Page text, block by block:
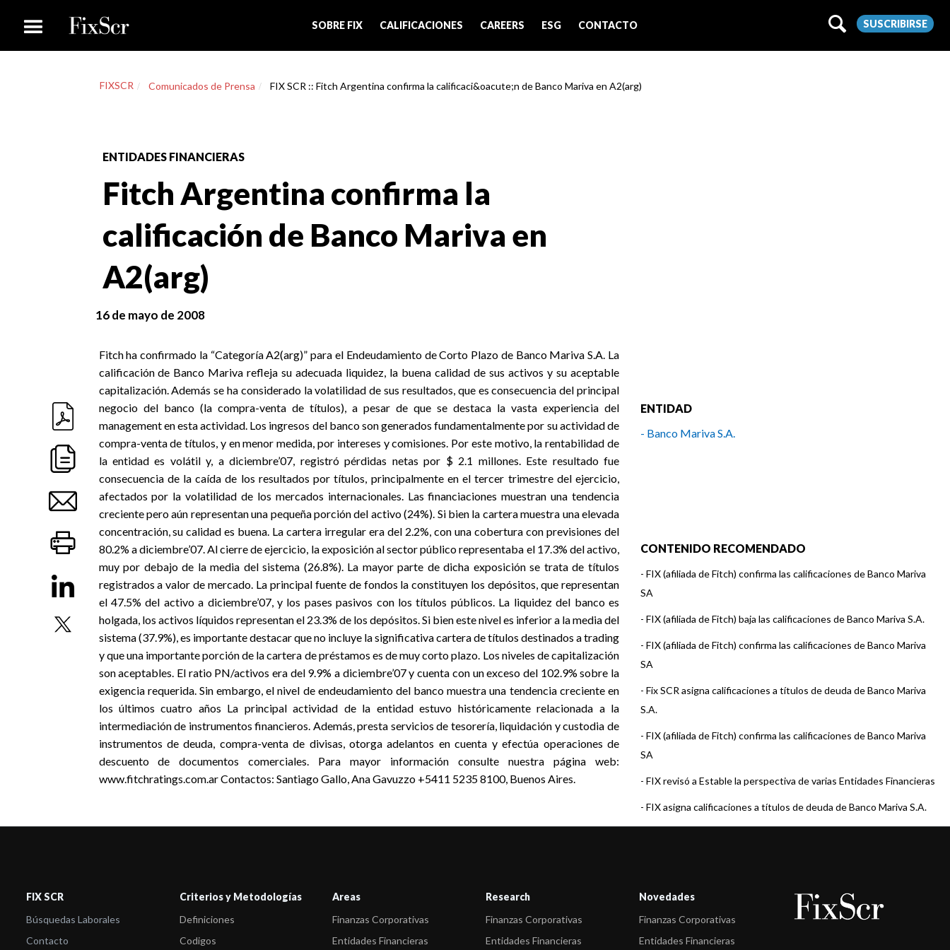
SOBRE FIX CALIFICACIONES CAREERS ESG CONTACTO SUSCRIBIRSE
FIXSCR Comunicados de Prensa FIX SCR :: Fitch Argentina confirma la calificaci&oacute;n de Banco Mariva en A2(arg)
ENTIDADES FINANCIERAS
Fitch Argentina confirma la
calificación de Banco Mariva en
A2(arg)
16 de mayo de 2008
Fitch ha confirmado la “Categoría A2(arg)” para el Endeudamiento de Corto Plazo de Banco Mariva S.A. La
calificación de Banco Mariva refleja su adecuada liquidez, la buena calidad de sus activos y su aceptable
capitalización. Además se ha considerado la volatilidad de sus resultados, que es consecuencia del principal
negocio del banco (la compra-venta de títulos), a pesar de que se destaca la vasta experiencia del
management en esta actividad. Los ingresos del banco son generados fundamentalmente por su actividad de
compra-venta de títulos, y en menor medida, por intereses y comisiones. Por este motivo, la rentabilidad de
la entidad es volátil y, a diciembre’07, registró pérdidas netas por $ 2.1 millones. Este resultado fue
consecuencia de la caída de los resultados por títulos, principalmente en el tercer trimestre del ejercicio,
afectados por la volatilidad de los mercados internacionales. Las financiaciones muestran una tendencia
creciente pero aún representan una pequeña porción del activo (24%). Si bien la cartera muestra una elevada
concentración, su calidad es buena. La cartera irregular era del 2.2%, con una cobertura con previsiones del
80.2% a diciembre’07. Al cierre de ejercicio, la exposición al sector público representaba el 17.3% del activo,
muy por debajo de la media del sistema (26.8%). La mayor parte de dicha exposición se trata de títulos
registrados a valor de mercado. La principal fuente de fondos la constituyen los depósitos, que representan
el 47.5% del activo a diciembre’07, y los pases pasivos con los títulos públicos. La liquidez del banco es
holgada, los activos líquidos representan el 23.3% de los depósitos. Si bien este nivel es inferior a la media del
sistema (37.9%), es importante destacar que no incluye la significativa cartera de títulos destinados a trading
y que una importante porción de la cartera de préstamos es de muy corto plazo. Los niveles de capitalización
son aceptables. El ratio PN/activos era del 9.9% a diciembre’07 y cuenta con un exceso del 102.9% sobre la
exigencia requerida. Sin embargo, el nivel de endeudamiento del banco muestra una tendencia creciente en
los últimos cuatro años La principal actividad de la entidad estuvo históricamente relacionada a la
intermediación de instrumentos financieros. Además, presta servicios de tesorería, liquidación y custodia de
instrumentos de deuda, compra-venta de divisas, otorga adelantos en cuenta y efectúa operaciones de
descuento de documentos comerciales. Para mayor información consulte nuestra página web:
www.fitchratings.com.ar Contactos: Santiago Gallo, Ana Gavuzzo +5411 5235 8100, Buenos Aires.
ENTIDAD
- Banco Mariva S.A.
CONTENIDO RECOMENDADO
- FIX (afiliada de Fitch) confirma las calificaciones de Banco Mariva
SA
- FIX (afiliada de Fitch) baja las calificaciones de Banco Mariva S.A.
- FIX (afiliada de Fitch) confirma las calificaciones de Banco Mariva
SA
- Fix SCR asigna calificaciones a títulos de deuda de Banco Mariva
S.A.
- FIX (afiliada de Fitch) confirma las calificaciones de Banco Mariva
SA
- FIX revisó a Estable la perspectiva de varias Entidades Financieras
- FIX asigna calificaciones a títulos de deuda de Banco Mariva S.A.
Fitch Afirma calificaciones de Entidades Financieras
-Fitch califica en A1(arg) VCP Serie III de Banco Mariva
FIX SCR
Búsquedas Laborales
Contacto
Criterios y Metodologías
Definiciones
Codigos
Areas
Finanzas Corporativas
Entidades Financieras
Research
Finanzas Corporativas
Entidades Financieras
Novedades
Finanzas Corporativas
Entidades Financieras